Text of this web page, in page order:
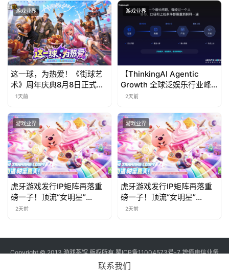
游戏业界
这一球，为热爱！《街球艺
术》周年庆典8月8日正式上
线，多重福利与全新内容同
1天前
游戏业界
【ThinkingAI Agentic
Growth 全球泛娱乐行业峰
会】Agent 时代，人到底负
2天前
游戏业界
虎牙游戏发行IP矩阵再落重
磅一子！顶流“女明星”
ZANMANG LOOPY 正版3D
2天前
游戏业界
虎牙游戏发行IP矩阵再落重
磅一子！顶流“女明星”
ZANMANG LOOPY 正版3D
2天前
Copyright © 2013 游戏茶馆 版权所有蜀ICP备11004573号-7增值电信业务
经营许可证 川B2-20170060号
联系我们